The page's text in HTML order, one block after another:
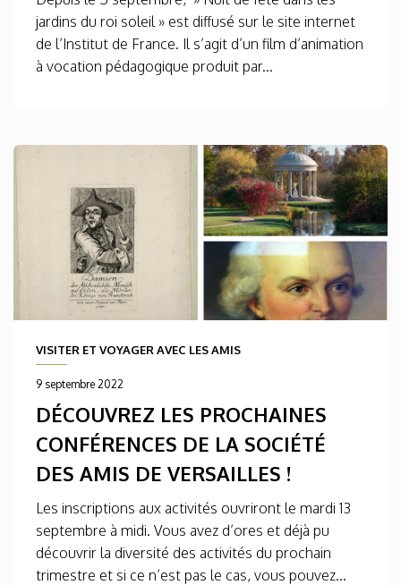
jardins du roi soleil » est diffusé sur le site internet
de l’Institut de France. Il s’agit d’un film d’animation
à vocation pédagogique produit par...
VISITER ET VOYAGER AVEC LES AMIS
9 septembre 2022
DÉCOUVREZ LES PROCHAINES
CONFÉRENCES DE LA SOCIÉTÉ
DES AMIS DE VERSAILLES !
Les inscriptions aux activités ouvriront le mardi 13
septembre à midi. Vous avez d’ores et déjà pu
découvrir la diversité des activités du prochain
trimestre et si ce n’est pas le cas, vous pouvez...